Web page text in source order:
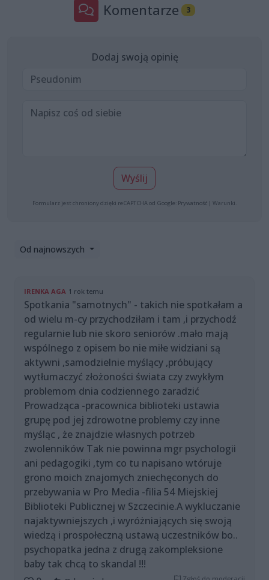
Komentarze 3
Dodaj swoją opinię
Wyślij
Formularz jest chroniony dzięki reCAPTCHA od Google: Prywatność | Warunki
Od najnowszych
IRENKA AGA 1 rok temu
Spotkania "samotnych" - takich nie spotkałam a
od wielu m-cy przychodziłam i tam ,i przychodź
regularnie lub nie skoro seniorów .mało mają
wspólnego z opisem bo nie miłe widziani są
aktywni ,samodzielnie myślący ,próbujący
wytłumaczyć złożoności świata czy zwykłym
problemom dnia codziennego zaradzić
Prowadząca -pracownica biblioteki ustawia
grupę pod jej zdrowotne problemy czy inne
myśląc , że znajdzie własnych potrzeb
zwolenników Tak nie powinna mgr psychologii
ani pedagogiki ,tym co tu napisano wtóruje
grono moich znajomych zniechęconych do
przebywania w Pro Media -filia 54 Miejskiej
Biblioteki Publicznej w Szczecinie.A wykluczanie
najaktywniejszych ,i wyróżniających się swoją
wiedzą i prospołeczną ustawą uczestników bo..
psychopatka jedna z drugą zakompleksione
baby tak chcą to skandal !!!